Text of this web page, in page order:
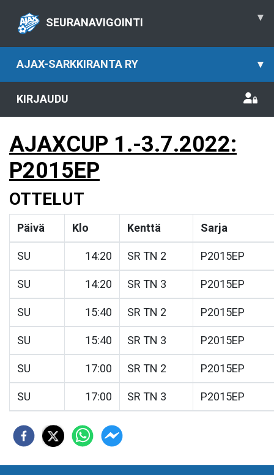
SEURANAVIGOINTI ▾
AJAX-SARKKIRANTA RY ▾
KIRJAUDU
AJAXCUP 1.-3.7.2022:
P2015EP
OTTELUT
Päivä Klo Kenttä Sarja
SU 14:20 SR TN 2 P2015EP
SU 14:20 SR TN 3 P2015EP
SU 15:40 SR TN 2 P2015EP
SU 15:40 SR TN 3 P2015EP
SU 17:00 SR TN 2 P2015EP
SU 17:00 SR TN 3 P2015EP